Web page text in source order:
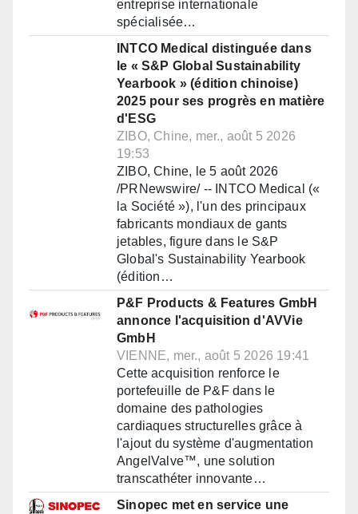
entreprise internationale
spécialisée…
INTCO Medical distinguée dans
le « S&P Global Sustainability
Yearbook » (édition chinoise)
2025 pour ses progrès en matière
d'ESG
ZIBO, Chine, mer., août 5 2026
19:53
ZIBO, Chine, le 5 août 2026
/PRNewswire/ -- INTCO Medical («
la Société »), l'un des principaux
fabricants mondiaux de gants
jetables, figure dans le S&P
Global's Sustainability Yearbook
(édition…
P&F Products & Features GmbH
annonce l'acquisition d'AVVie
GmbH
VIENNE, mer., août 5 2026 19:41
Cette acquisition renforce le
portefeuille de P&F dans le
domaine des pathologies
cardiaques structurelles grâce à
l'ajout du système d'augmentation
AngelValve™, une solution
transcathéter innovante…
Sinopec met en service une